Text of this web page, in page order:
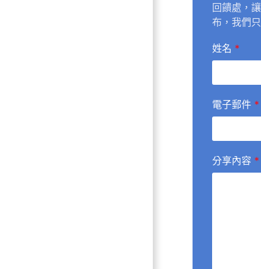
回饋處，
布，我們
姓名 *
電子郵件 *
分享內容 *